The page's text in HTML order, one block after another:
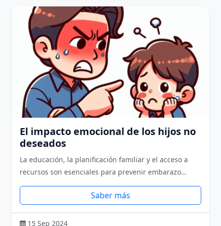
El impacto emocional de los hijos no
deseados
La educación, la planificación familiar y el acceso a
recursos son esenciales para prevenir embarazo…
Saber más
15 Sep 2024